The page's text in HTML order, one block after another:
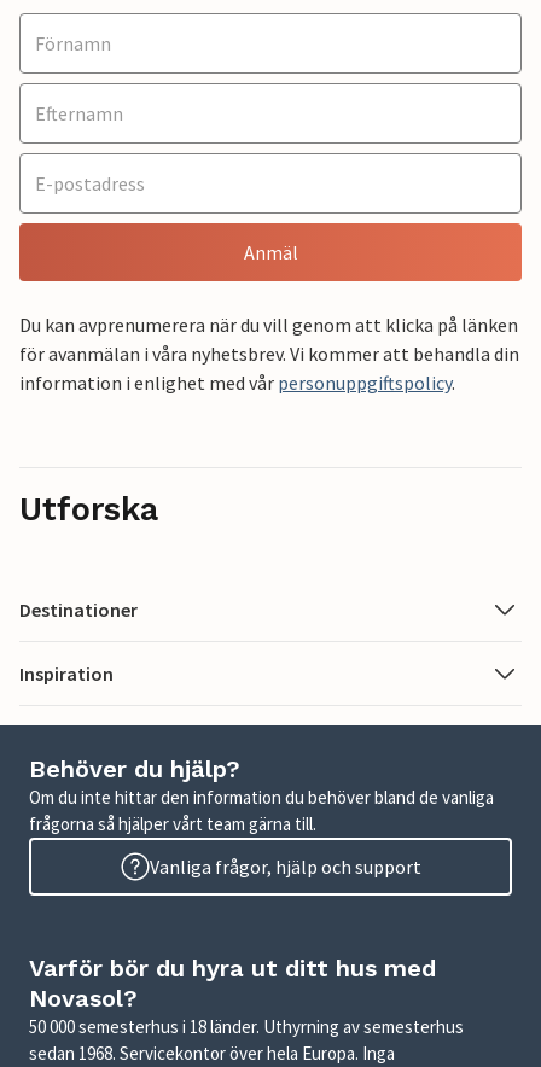
Anmäl
Du kan avprenumerera när du vill genom att klicka på länken
för avanmälan i våra nyhetsbrev. Vi kommer att behandla din
information i enlighet med vår personuppgiftspolicy.
Utforska
Destinationer
Inspiration
Behöver du hjälp?
Om du inte hittar den information du behöver bland de vanliga
frågorna så hjälper vårt team gärna till.
Vanliga frågor, hjälp och support
Varför bör du hyra ut ditt hus med
Novasol?
50 000 semesterhus i 18 länder. Uthyrning av semesterhus
sedan 1968. Servicekontor över hela Europa. Inga